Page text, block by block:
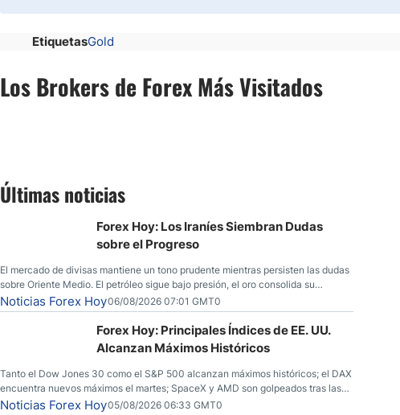
EtiquetasGold
Los Brokers de Forex Más Visitados
Últimas noticias
Forex Hoy: Los Iraníes Siembran Dudas
sobre el Progreso
El mercado de divisas mantiene un tono prudente mientras persisten las dudas
sobre Oriente Medio. El petróleo sigue bajo presión, el oro consolida su
fortaleza y los operadores esperan nuevas referencias económicas desde
Estados Unidos.
Noticias Forex Hoy06/08/2026 07:01 GMT0
Forex Hoy: Principales Índices de EE. UU.
Alcanzan Máximos Históricos
Tanto el Dow Jones 30 como el S&P 500 alcanzan máximos históricos; el DAX
encuentra nuevos máximos el martes; SpaceX y AMD son golpeados tras las
llamadas de ganancias; el petróleo crudo cae por debajo de los $80 con
Noticias Forex Hoy05/08/2026 06:33 GMT0